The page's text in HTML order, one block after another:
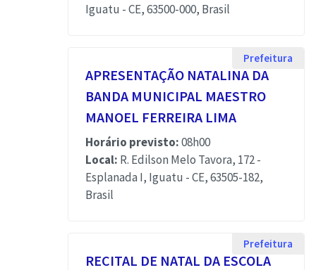
Iguatu - CE, 63500-000, Brasil
APRESENTAÇÃO NATALINA DA
BANDA MUNICIPAL MAESTRO
MANOEL FERREIRA LIMA
Horário previsto:08h00
Local: R. Edilson Melo Tavora, 172 -
Esplanada I, Iguatu - CE, 63505-182,
Brasil
Prefeitura
RECITAL DE NATAL DA ESCOLA
Prefeitura